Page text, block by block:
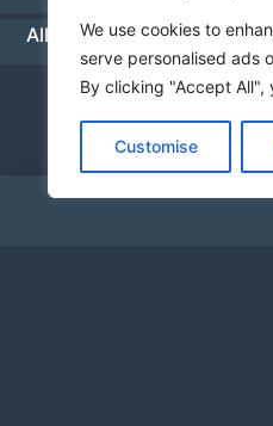
We use cookies to
serve personalised ads
By clicking "Accept All",
Customise
Allgemeine